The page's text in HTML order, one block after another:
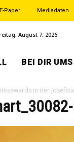
E-Paper Mediadaten
August 7, 2026
BEI DIR
in der